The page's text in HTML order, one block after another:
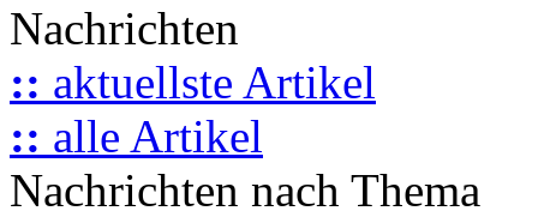
Nachrichten
:: aktuellste Artikel
:: alle Artikel
Nachrichten nach Thema